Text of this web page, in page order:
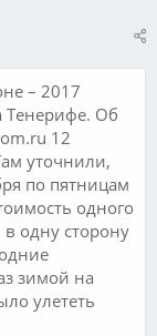
– 2017
Тенерифе. Об
12
уточнили,
по пятницам
одного
в одну сторону
зимой на
улететь